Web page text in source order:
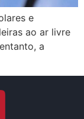
e
ao ar livre
a